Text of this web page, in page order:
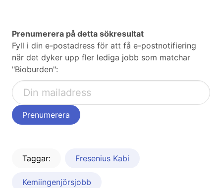
Prenumerera på detta sökresultat
Fyll i din e-postadress för att få e-postnotifiering
när det dyker upp fler lediga jobb som matchar
"Bioburden":
Taggar: Fresenius Kabi
Kemiingenjörsjobb